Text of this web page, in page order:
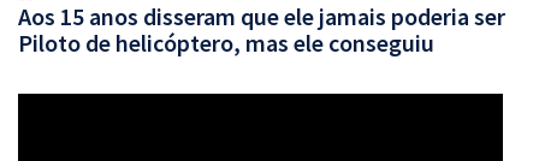
Aos 15 anos disseram que ele jamais poderia ser
Piloto de helicóptero, mas ele conseguiu